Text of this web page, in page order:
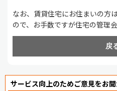
なお、賃貸住宅にお住まいの方
ので、お手数ですが住宅の管理
戻
サービス向上のためご意見をお